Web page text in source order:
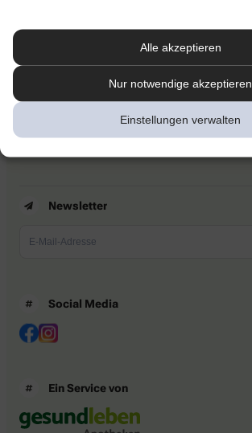
Alle akzeptieren
Nur notwendige akzeptieren
Einstellungen verwalten
apotheke.com Informationen
Newsletter
Barrierefreiheitserklärung
Newsletter
Social Media
Ein Service von